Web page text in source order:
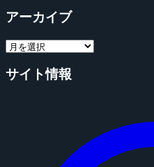
アーカイブ
サイト情報